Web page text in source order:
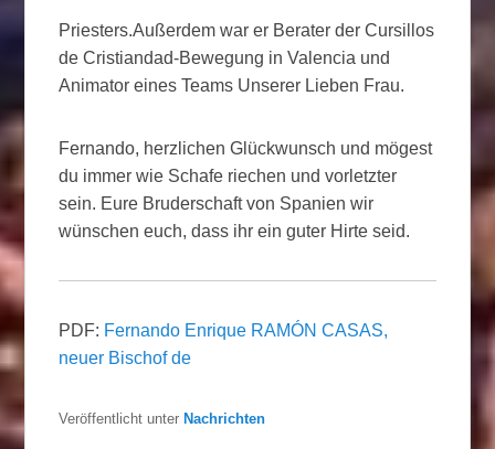
Priesters.Außerdem war er Berater der Cursillos
de Cristiandad-Bewegung in Valencia und
Animator eines Teams Unserer Lieben Frau.
Fernando, herzlichen Glückwunsch und mögest
du immer wie Schafe riechen und vorletzter
sein. Eure Bruderschaft von Spanien wir
wünschen euch, dass ihr ein guter Hirte seid.
PDF: Fernando Enrique RAMÓN CASAS,
neuer Bischof de
Veröffentlicht unter Nachrichten